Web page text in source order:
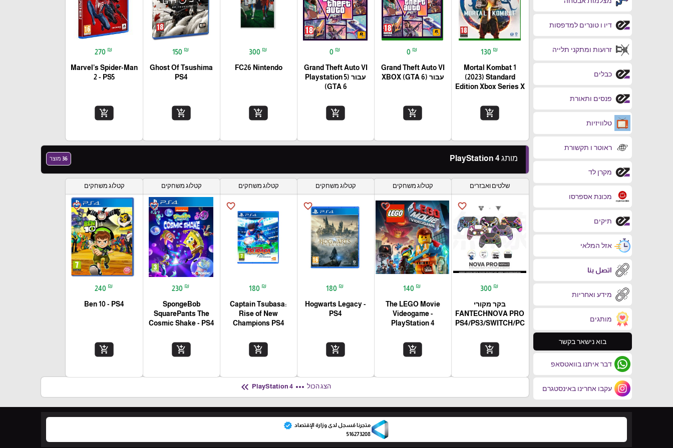
דיו ו טונרים למדפסות
זרועות ומתקני תלייה
כבלים
פנסים ותאורת
טלוויזיות
ראוטר ו תקשורת
מקרן לד
מכונת אספרסו
תיקים
אזל המלאי
اتصل بنا
מידע ואחריות
מותגים
בוא נישאר בקשר
דבר איתנו בוואטסאפ
עקבו אחרינו באינסטגרם
130 ₪
Mortal Kombat 1
(2023) Standard
Edition Xbox Series X
add_shopping_cart
0 ₪
Grand Theft Auto VI
עבור (XBOX (GTA 6
add_shopping_cart
0 ₪
Grand Theft Auto VI
עבור (Playstation 5
(GTA 6
add_shopping_cart
300 ₪
FC26 Nintendo
add_shopping_cart
150 ₪
Ghost Of Tsushima
PS4
add_shopping_cart
270 ₪
Marvel’s Spider-Man
2 - PS5
add_shopping_cart
מותג PlayStation 4 36 מוצר
שלטים ואבזרים
favorite_border
300 ₪
בקר מקורי
FANTECHNOVA PRO
PS4/PS3/SWITCH/PC
add_shopping_cart
קטלוג משחקים
favorite_border
140 ₪
The LEGO Movie
Videogame -
PlayStation 4
add_shopping_cart
קטלוג משחקים
favorite_border
180 ₪
Hogwarts Legacy -
PS4
add_shopping_cart
קטלוג משחקים
favorite_border
180 ₪
Captain Tsubasa:
Rise of New
Champions PS4
add_shopping_cart
קטלוג משחקים
favorite_border
230 ₪
SpongeBob
SquarePants The
Cosmic Shake - PS4
add_shopping_cart
קטלוג משחקים
favorite_border
240 ₪
Ben 10 - PS4
add_shopping_cart
הצג הכול more_horiz
PlayStation 4
keyboard_double_arrow_left
متجرنا مُسجل لدى وزارة الإقتصاد verified
516273208